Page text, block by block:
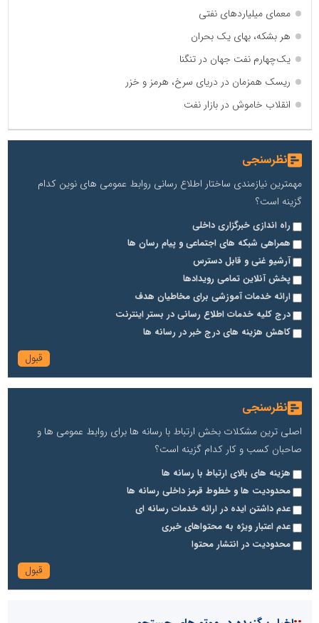
معمای میلیاردهای نفتی
هر بشکه، بهای یک بحران
یک‌چهارم نفت جهان در تنگنا
ریسک همزمان در دریای سرخ، هرمز و خزر
انقلاب خاموش در بازار نفت
نظرسنجی
مهمترین نیازمندی ساختار اطلاع رسانی روابط عمومی های نوین کدام
گزینه است؟
راه اندازی خبرگزاری داخلی
همراهی شبکه های اجتماعی و پیام رسان ها
آرشیو غنی و قابل دسترس
پخش آنلاین تمامی رویدادها
ارائه خدمات آموزشی برای مخاطیان هدف
درج کلیه خدمات اطلاع رسانی در بستر اینترنت
کاهش هزینه های درج خبر در رسانه ها
نظرسنجی
اصلی ترین مشکلات بخش ارتباط با رسانه ها برای روابط عمومی ها و
صاحبان کسب و کار کدام گزینه است؟
هزینه های بالای ارتباط با رسانه ها
محدودیت ها و خطوط قرمز داخلی رسانه ها
عدم داشتن ایده در ارائه خدمات رسانه ای
عدم اعتبار ویژه به محتواهای خبری
محدودیت در انتشار محتوا